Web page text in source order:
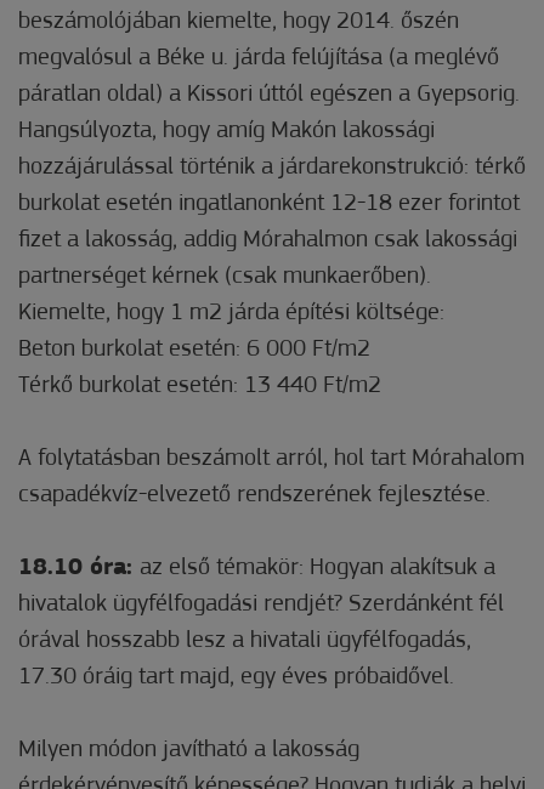
beszámolójában kiemelte, hogy 2014. őszén
megvalósul a Béke u. járda felújítása (a meglévő
páratlan oldal) a Kissori úttól egészen a Gyepsorig.
Hangsúlyozta, hogy amíg Makón lakossági
hozzájárulással történik a járdarekonstrukció: térkő
burkolat esetén ingatlanonként 12-18 ezer forintot
fizet a lakosság, addig Mórahalmon csak lakossági
partnerséget kérnek (csak munkaerőben).
Kiemelte, hogy 1 m2 járda építési költsége:
Beton burkolat esetén: 6 000 Ft/m2
Térkő burkolat esetén: 13 440 Ft/m2
A folytatásban beszámolt arról, hol tart Mórahalom
csapadékvíz-elvezető rendszerének fejlesztése.
18.10 óra: az első témakör: Hogyan alakítsuk a
hivatalok ügyfélfogadási rendjét? Szerdánként fél
órával hosszabb lesz a hivatali ügyfélfogadás,
17.30 óráig tart majd, egy éves próbaidővel.
Milyen módon javítható a lakosság